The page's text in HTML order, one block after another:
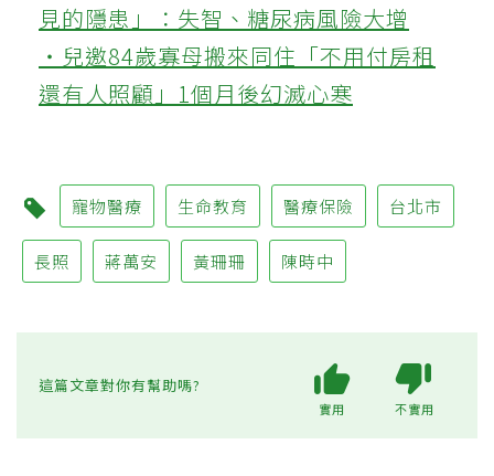
見的隱患」：失智、糖尿病風險大增
‧兒邀84歲寡母搬來同住「不用付房租
還有人照顧」1個月後幻滅心寒
寵物醫療 生命教育 醫療保險 台北市
長照 蔣萬安 黃珊珊 陳時中
這篇文章對你有幫助嗎?
實用 不實用